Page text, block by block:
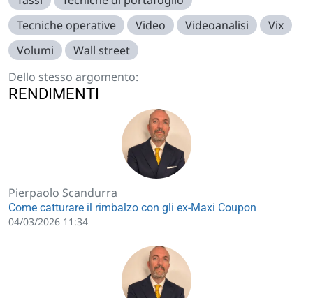
Tecniche operative
Video Videoanalisi
Vix
Volumi
Wall street
Dello stesso argomento:
RENDIMENTI
Pierpaolo Scandurra
Come catturare il rimbalzo con gli ex-Maxi Coupon
04/03/2026 11:34